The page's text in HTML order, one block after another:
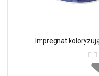
Impregnat